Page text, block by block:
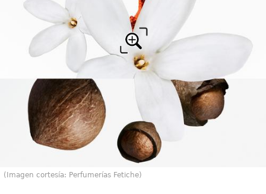
(Imagen cortesía: Perfumerías Fetiche)